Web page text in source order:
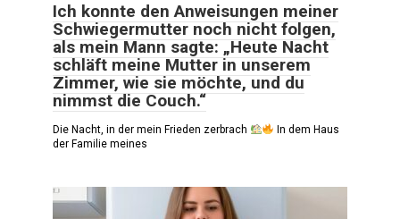
Ich konnte den Anweisungen meiner
Schwiegermutter noch nicht folgen,
als mein Mann sagte: „Heute Nacht
schläft meine Mutter in unserem
Zimmer, wie sie möchte, und du
nimmst die Couch.“
Die Nacht, in der mein Frieden zerbrach
In dem Haus
der Familie meines